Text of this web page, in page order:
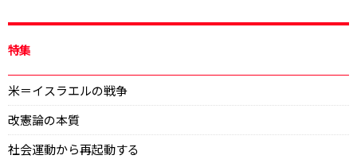
特集
米＝イスラエルの戦争
改憲論の本質
社会運動から再起動する